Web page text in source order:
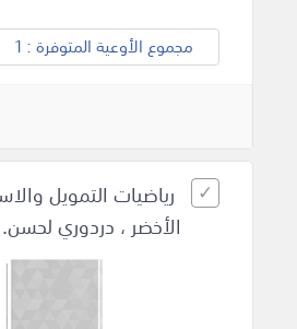
مجموع الأوعية المتوفرة : 1
رياضيات التمويل
الأخضر ، دردوري لحسن.